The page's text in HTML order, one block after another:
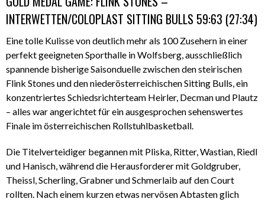
INTERWETTEN/COLOPLAST SITTING BULLS 59:63 (27:34)
Eine tolle Kulisse von deutlich mehr als 100 Zusehern in einer
perfekt geeigneten Sporthalle in Wolfsberg, ausschließlich
spannende bisherige Saisonduelle zwischen den steirischen
Flink Stones und den niederösterreichischen Sitting Bulls, ein
konzentriertes Schiedsrichterteam Heirler, Decman und Plautz
– alles war angerichtet für ein ausgesprochen sehenswertes
Finale im österreichischen Rollstuhlbasketball.
Die Titelverteidiger begannen mit Pliska, Ritter, Wastian, Riedl
und Hanisch, während die Herausforderer mit Goldgruber,
Theissl, Scherling, Grabner und Schmerlaib auf den Court
rollten. Nach einem kurzen etwas nervösen Abtasten glich